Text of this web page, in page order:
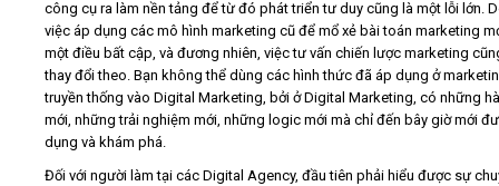
công cụ ra làm nền tảng để từ đó phát triển tư duy cũng là một lỗi lớn.
việc áp dụng các mô hình marketing cũ để mổ xẻ bài toán marketing
một điều bất cập, và đương nhiên, việc tư vấn chiến lược marketing
thay đổi theo. Bạn không thể dùng các hình thức đã áp dụng ở
truyền thống vào Digital Marketing, bởi ở Digital Marketing, có những
mới, những trải nghiệm mới, những logic mới mà chỉ đến bây giờ mới
dụng và khám phá.
Đối với người làm tại các Digital Agency, đầu tiên phải hiểu được sự